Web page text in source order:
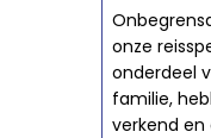
onze
onderdeel
familie,
verkend